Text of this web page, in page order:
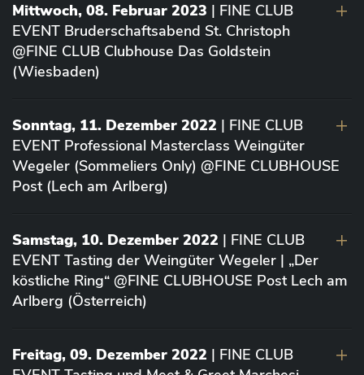
Mittwoch, 08. Februar 2023 | FINE CLUB
EVENT Bruderschaftsabend St. Christoph
@FINE CLUB Clubhouse Das Goldstein
(Wiesbaden)
Sonntag, 11. Dezember 2022 | FINE CLUB
EVENT Professional Masterclass Weingüter
Wegeler (Sommeliers Only) @FINE CLUBHOUSE
Post (Lech am Arlberg)
Samstag, 10. Dezember 2022 | FINE CLUB
EVENT Tasting der Weingüter Wegeler | „Der
köstliche Ring“ @FINE CLUBHOUSE Post Lech am
Arlberg (Österreich)
Freitag, 09. Dezember 2022 | FINE CLUB